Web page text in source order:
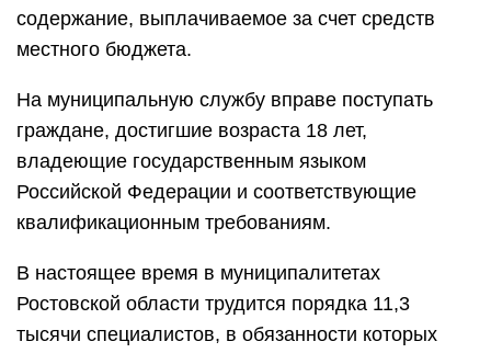
содержание, выплачиваемое за счет средств
местного бюджета.
На муниципальную службу вправе поступать
граждане, достигшие возраста 18 лет,
владеющие государственным языком
Российской Федерации и соответствующие
квалификационным требованиям.
В настоящее время в муниципалитетах
Ростовской области трудится порядка 11,3
тысячи специалистов, в обязанности которых